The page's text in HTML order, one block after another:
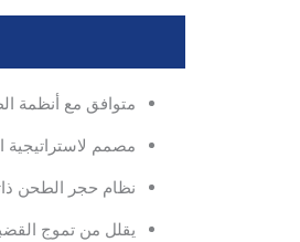
متوافق مع أنظمة
مصمم لاستراتيجية
نظام حجر الطحن
يقلل من تموج